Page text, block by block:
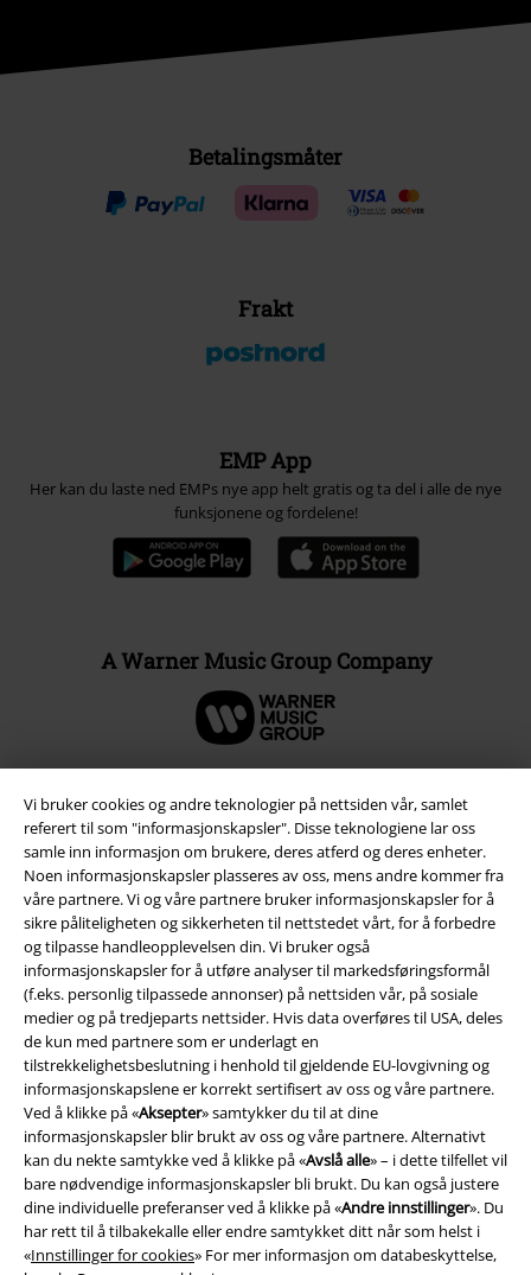
Vi bruker cookies og andre teknologier på nettsiden vår, samlet
referert til som "informasjonskapsler". Disse teknologiene lar oss
samle inn informasjon om brukere, deres atferd og deres enheter.
Noen informasjonskapsler plasseres av oss, mens andre kommer fra
våre partnere. Vi og våre partnere bruker informasjonskapsler for å
sikre påliteligheten og sikkerheten til nettstedet vårt, for å forbedre
og tilpasse handleopplevelsen din. Vi bruker også
informasjonskapsler for å utføre analyser til markedsføringsformål
(f.eks. personlig tilpassede annonser) på nettsiden vår, på sosiale
medier og på tredjeparts nettsider. Hvis data overføres til USA, deles
de kun med partnere som er underlagt en
tilstrekkelighetsbeslutning i henhold til gjeldende EU-lovgivning og
informasjonskapslene er korrekt sertifisert av oss og våre partnere.
Ved å klikke på «Aksepter» samtykker du til at dine
informasjonskapsler blir brukt av oss og våre partnere. Alternativt
kan du nekte samtykke ved å klikke på «Avslå alle» – i dette tilfellet vil
bare nødvendige informasjonskapsler bli brukt. Du kan også justere
dine individuelle preferanser ved å klikke på «Andre innstillinger». Du
har rett til å tilbakekalle eller endre samtykket ditt når som helst i
«Innstillinger for cookies» For mer informasjon om databeskyttelse,
Betalingsmåter
Frakt
EMP App
Her kan du laste ned EMPs nye app helt gratis og ta del i alle de nye
funksjonene og fordelene!
A Warner Music Group Company
Juridisk informasjon/Vilkår
Vilkår
Impressum
Konfidensialitetserklæring
Avfallshåndtering og miljøbeskyttelse
Samsvarserklæring